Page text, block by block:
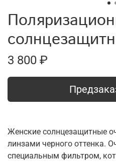
3 800 ₽
Женские солнцезащитные
линзами черного оттенка.
специальным фильтром,